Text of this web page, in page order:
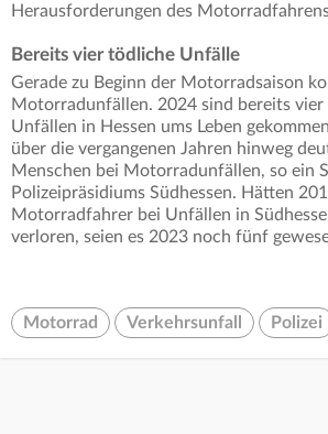
Herausforderungen des
Bereits vier tödliche Unfälle
Gerade zu Beginn der Motorradsaison
Motorradunfällen. 2024 sind bereits
Unfällen in Hessen ums Leben
über die vergangenen Jahren hinweg
Menschen bei Motorradunfällen, so ein
Polizeipräsidiums Südhessen. Hätten
Motorradfahrer bei Unfällen in
verloren, seien es 2023 noch fünf
Motorrad Verkehrsunfall Polizei